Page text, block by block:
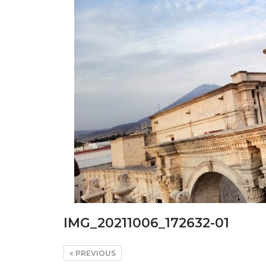
IMG_20211006_172632-01
PREVIOUS